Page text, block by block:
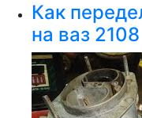
Как
на ваз 2108